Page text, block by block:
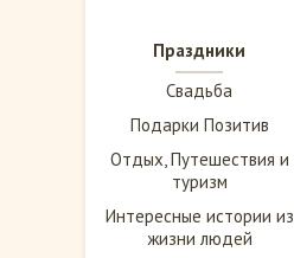
Праздники
Свадьба
Подарки Позитив
Отдых, Путешествия и
туризм
Интересные истории из
жизни людей